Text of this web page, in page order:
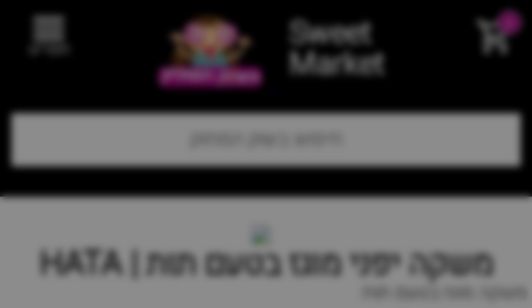
Sweet
Market תפריט
משקה יפני מוגז בטעם תות | HATA
משקה מוגז בטעם תות